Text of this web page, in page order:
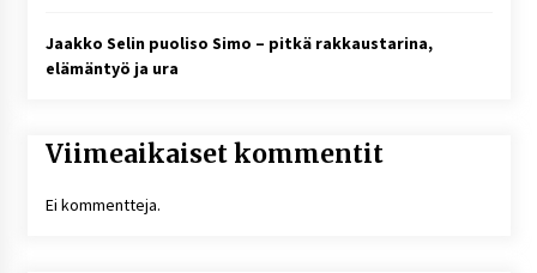
Jaakko Selin puoliso Simo – pitkä rakkaustarina,
elämäntyö ja ura
Viimeaikaiset kommentit
Ei kommentteja.